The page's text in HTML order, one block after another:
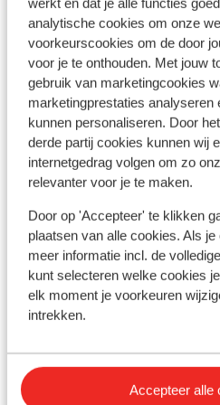
analytische cookies om onze
voorkeurscookies om de door
voor je te onthouden. Met jouw
gebruik van marketingcookies
marketingprestaties analyseren
kunnen personaliseren. Door
derde partij cookies kunnen wij
internetgedrag volgen om zo
relevanter voor je te maken.
Door op 'Accepteer' te klikken
plaatsen van alle cookies. Als je
meer informatie incl. de
kunt selecteren welke cookies
elk moment je voorkeuren
intrekken.
Accepteer alle
omgeving van Gythio. DAG 6
uitchecken en vertrek naar
badplaats, gelegen op korte
Nafplio en trekt veel
zomermaanden. De
met zijn prachtige stranden
romantisch en idyllisch beeld.
u de drie kleine eilanden,
bewonderen. Verder langs
Overnachting in de omgeving
Ontbijt in het hotel. Vandaag
pittoreske stadje gelegen
bewonderen. Het was de
nieuw geboren Griekse staat
met zijn adembenemende
golf en het versterkte
Overnachting in de
Bekijk
Andere
Peloponnesos
Appartementen Pleiades
Appartementen Finikes
Aparthotel Theoxenia